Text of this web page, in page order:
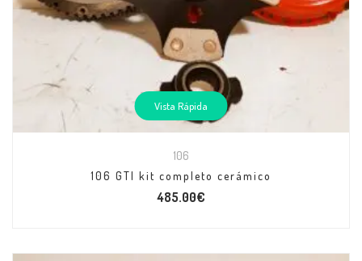
Vista Rápida
106
106 GTI kit completo cerámico
485.00€